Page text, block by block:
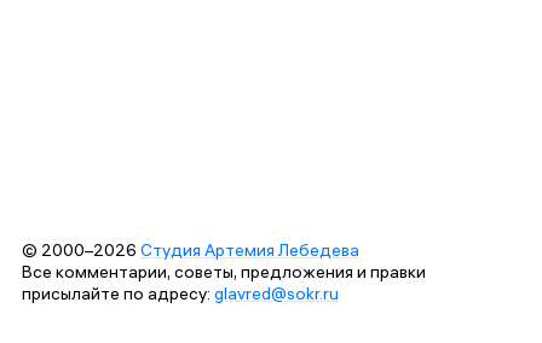
© 2000–2026 Студия Артемия Лебедева
Все комментарии, советы, предложения и правки
присылайте по адресу: glavred@sokr.ru